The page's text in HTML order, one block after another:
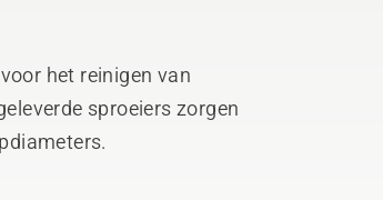
het reinigen van
sproeiers zorgen